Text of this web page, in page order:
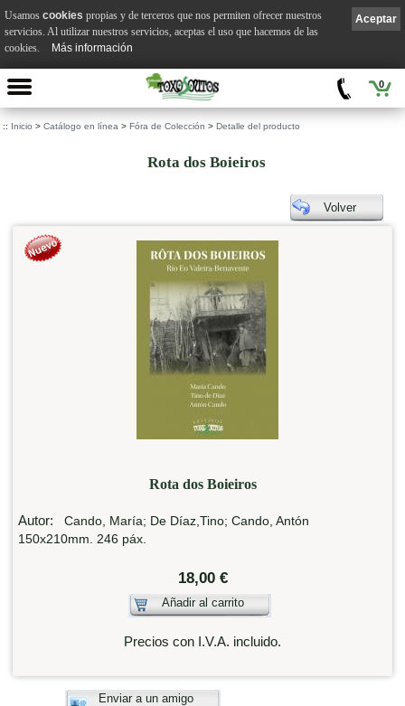
0
:: Inicio > Catálogo en línea > Fóra de Colección > Detalle del producto
Rota dos Boieiros
Volver
Rota dos Boieiros
Autor: Cando, María; De Díaz,Tino; Cando, Antón
150x210mm. 246 páx.
18,00 €
Añadir al carrito
Precios con I.V.A. incluido.
Enviar a un amigo
Aceptar
Usamos cookies propias y de terceros que nos permiten ofrecer nuestros
servicios. Al utilizar nuestros servicios, aceptas el uso que hacemos de las
cookies.
Más información